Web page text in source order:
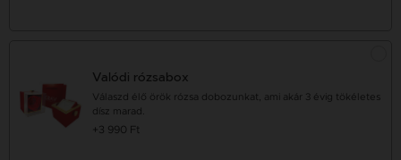
Valódi rózsabox
Válaszd élő örök rózsa dobozunkat, ami akár 3 évig tökéletes
dísz marad.
+3 990 Ft